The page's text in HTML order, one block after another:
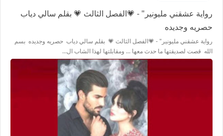
رواية عشقني مليونير" - 💗الفصل الثالث 💗 بقلم سالي دياب
حصريه وجديده
رواية عشقني مليونير" - 💗الفصل الثالث 💗 بقلم سالي دياب حصريه وجديده بسم
الله قصت لصديقتها ما حدث معها ... ومقابلتها لهذا الشاب ال…